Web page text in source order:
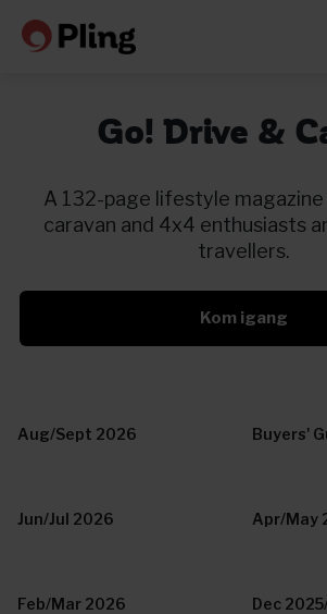
Go! Drive &
A 132-page lifestyle
caravan and 4x4 enthusiasts
travellers.
Kom igang
Aug/Sept 2026 Buyers'
Jun/Jul 2026 Apr/May
Feb/Mar 2026 Dec